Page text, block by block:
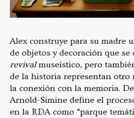
Alex construye para su madre
de objetos y decoración que
revivalmuseístico, pero
de la historia representan otro
la conexión con la memoria.
Arnold-Simine define el
en la RDA como “parque